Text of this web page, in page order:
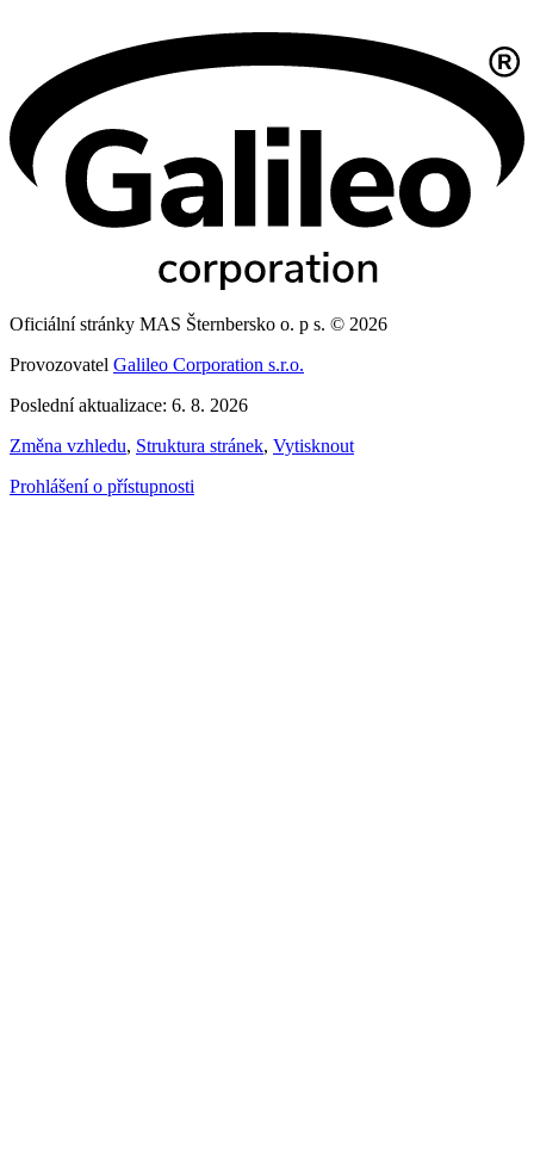
Oficiální stránky MAS Šternbersko o. p s. © 2026
Provozovatel Galileo Corporation s.r.o.
Poslední aktualizace: 6. 8. 2026
Změna vzhledu, Struktura stránek, Vytisknout
Prohlášení o přístupnosti